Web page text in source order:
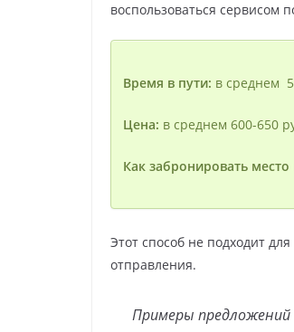
воспользоваться сервисом
Время в пути: в среднем
Цена: в среднем 600-650
Как забронировать
Этот способ не подходит
отправления.
Примеры предложений